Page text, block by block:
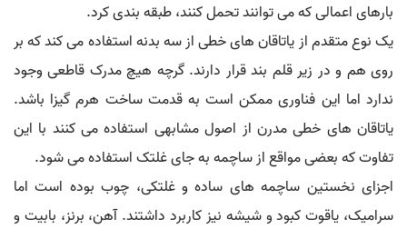
بارهای اعمالی که می توانند تحمل کنند، طبقه بندی کرد.
یک نوع متقدم از یاتاقان های خطی از سه بدنه استفاده می کند که بر
روی هم و در زیر قلم بند قرار دارند. گرچه هیچ مدرک قاطعی وجود
ندارد اما این فناوری ممکن است به قدمت ساخت هرم گیزا باشد.
یاتاقان های خطی مدرن از اصول مشابهی استفاده می کنند با این
تفاوت که بعضی مواقع از ساچمه به جای غلتک استفاده می شود.
اجزای نخستین ساچمه های ساده و غلتکی، چوب بوده است اما
سرامیک، یاقوت کبود و شیشه نیز کاربرد داشتند. آهن، برنز، بابیت و